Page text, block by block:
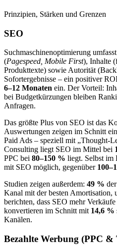
Prinzipien, Stärken und Grenzen
SEO
Suchmaschinenoptimierung
(Pagespeed, Mobile First), Inhalte
Produkttexte) sowie Autorität
Sofortergebnisse – ein positiver
6–12 Monaten ein. Der Vorteil:
bei Budgetkürzungen bleiben
Anfragen.
Das größte Plus von SEO ist das
Auswertungen zeigen im Schnitt
Paid Ads – speziell mit „Thought-
Consulting liegt SEO im Mittel bei
PPC bei 80–150 % liegt. Selbst im
mit SEO möglich, gegenüber
Studien zeigen außerdem: 49 %
Kanal mit der besten Amortisation,
berichten, dass SEO mehr
konvertieren im Schnitt mit 14,6 %
Kanälen.
Bezahlte Werbung (PPC &